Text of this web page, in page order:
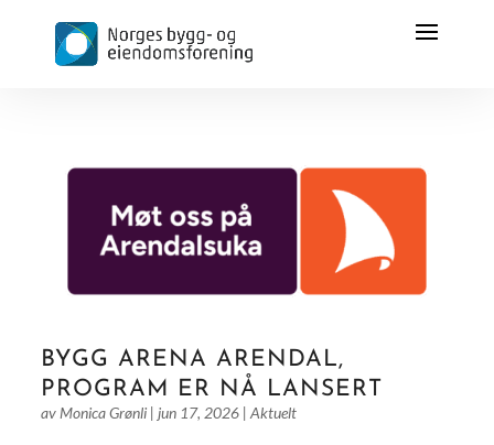
BYGG ARENA ARENDAL,
PROGRAM ER NÅ LANSERT
av Monica Grønli| jun 17, 2026| Aktuelt